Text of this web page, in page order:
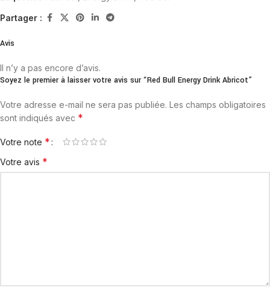
Partager :
Avis
Il n’y a pas encore d’avis.
Soyez le premier à laisser votre avis sur “Red Bull Energy Drink Abricot”
Votre adresse e-mail ne sera pas publiée. Les champs obligatoires
sont indiqués avec *
Votre note *
Votre avis *